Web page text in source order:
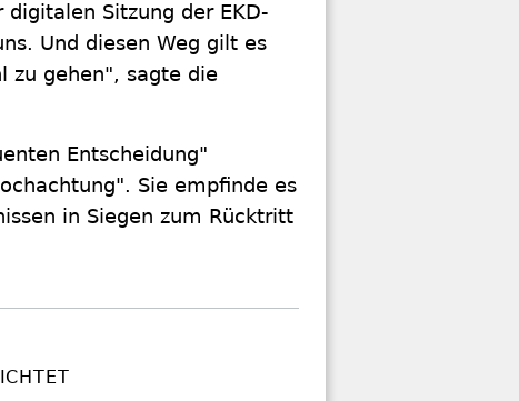
Sitzung der EKD-
Und diesen Weg gilt es
zu gehen", sagte die
Entscheidung"
Sie empfinde es
in Siegen zum Rücktritt